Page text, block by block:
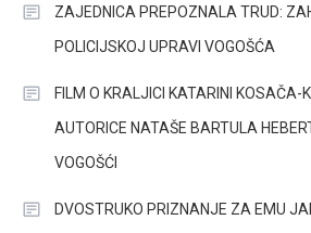
ZAJEDNICA PREPOZNALA TRUD:
POLICIJSKOJ UPRAVI VOGOŠĆA
FILM O KRALJICI KATARINI KOSAČA-
AUTORICE NATAŠE BARTULA
VOGOŠĆI
DVOSTRUKO PRIZNANJE ZA EMU